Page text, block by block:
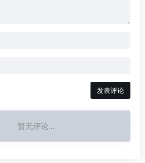
发表评论
暂无评论...